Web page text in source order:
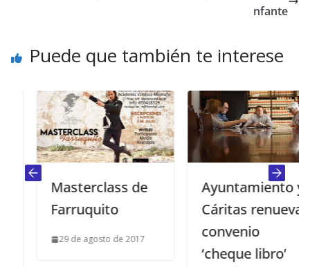
nfante
Puede que también te interese
Masterclass de
Farruquito
29 de agosto de 2017
Ayuntamiento y
Cáritas renuevan
convenio
‘cheque libro’